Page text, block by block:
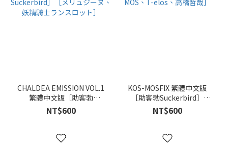
CHALDEA EMISSION VOL.1
繁體中文版［助客勃
Suckerbird］［メリュジー
ヌ、妖精騎士ランスロッ
NT$600
KOS-MOSFIX 繁體中文版
［助客勃Suckerbird］
［KOS-MOS、T-elos、高橋
哲哉］
NT$600